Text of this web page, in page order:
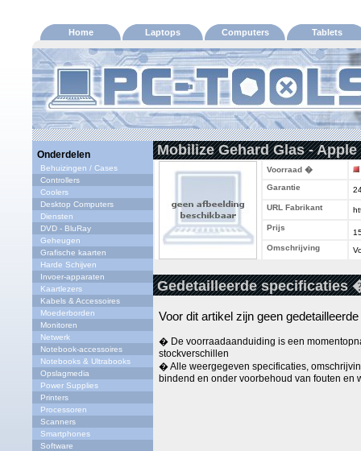
Home Laptops Computers Tablets
Onderdelen
Behuizingen / Cases
Controllers
Coolers
Desktop Computers
Diensten
DVD - BluRay
Geheugen
Grafische kaarten
Harde Schijven
Invoer-apparaten
Kaartlezers
Kabels & Accessoires
Moederborden
Monitoren
Netwerk
Notebook-accessoires
Notebooks & Ultrabooks
Opslagmedia
Power Supplies
Printers
Processoren
Scanners
Smartphones
Software
Mobilize Gehard Glas -
Voorraad �
Garantie
URL Fabrikant
Prijs
Omschrijving
Gedetailleerde specificaties
Voor dit artikel zijn geen
� De voorraadaanduiding is een
stockverschillen
� Alle weergegeven specificaties,
bindend en onder voorbehoud van fouten en